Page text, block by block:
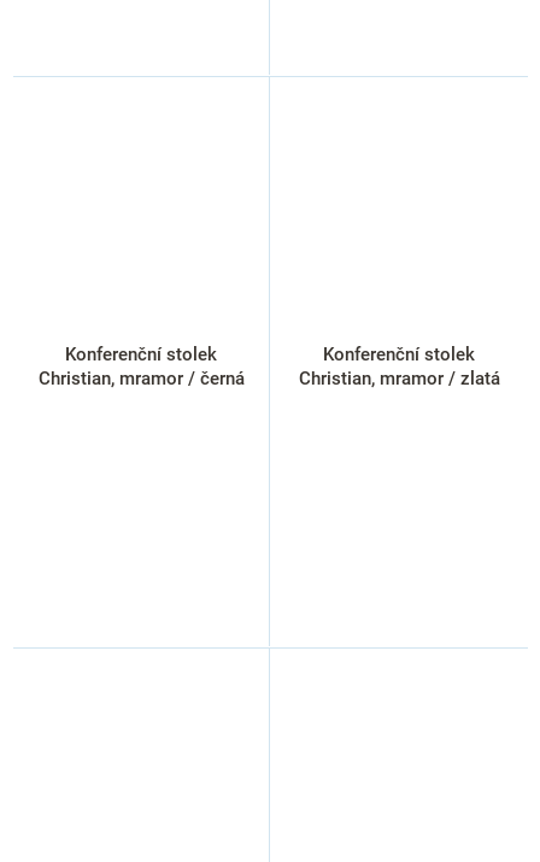
Konferenční stolek
Christian, mramor / černá
Konferenční stolek
Christian, mramor / zlatá